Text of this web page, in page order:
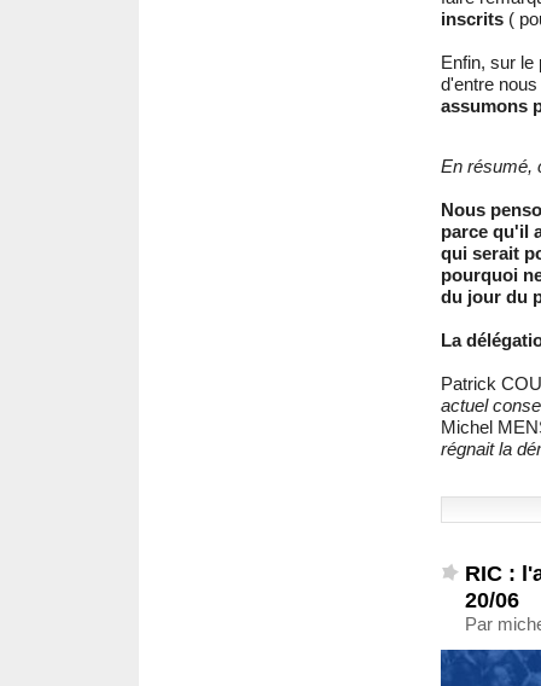
inscrits (
Enfin, sur le
d'entre
assumons
En résumé,
Nous
parce qu'il
qui serait
pourquoi
du jour du
La
Patrick
actuel
Michel
régnait la
RIC :
20/06
Par